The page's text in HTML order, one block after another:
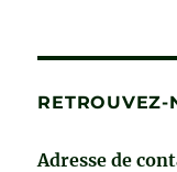
RETROUVEZ-
Adresse de